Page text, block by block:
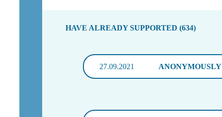
HAVE ALREADY SUPPORTED (634)
27.09.2021 ANONYMOUSLY